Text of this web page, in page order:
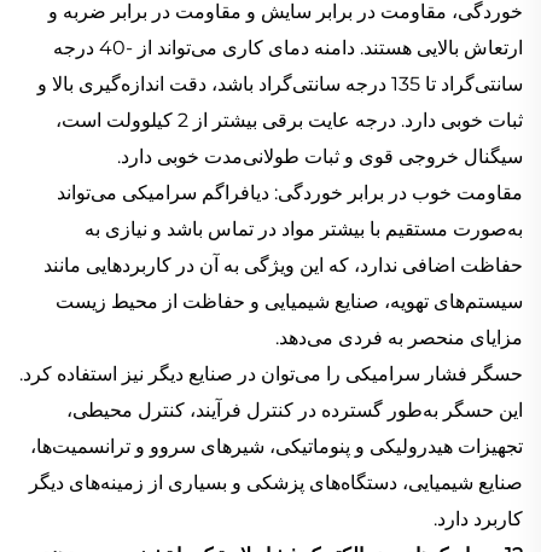
خوردگی، مقاومت در برابر سایش و مقاومت در برابر ضربه و
ارتعاش بالایی هستند. دامنه دمای کاری می‌تواند از -40 درجه
سانتی‌گراد تا 135 درجه سانتی‌گراد باشد، دقت اندازه‌گیری بالا و
ثبات خوبی دارد. درجه عایت برقی بیشتر از 2 کیلوولت است،
سیگنال خروجی قوی و ثبات طولانی‌مدت خوبی دارد.
مقاومت خوب در برابر خوردگی: دیافراگم سرامیکی می‌تواند
به‌صورت مستقیم با بیشتر مواد در تماس باشد و نیازی به
حفاظت اضافی ندارد، که این ویژگی به آن در کاربردهایی مانند
سیستم‌های تهویه، صنایع شیمیایی و حفاظت از محیط زیست
مزایای منحصر به فردی می‌دهد.
حسگر فشار سرامیکی را می‌توان در صنایع دیگر نیز استفاده کرد.
این حسگر به‌طور گسترده در کنترل فرآیند، کنترل محیطی،
تجهیزات هیدرولیکی و پنوماتیکی، شیرهای سروو و ترانسمیت‌ها،
صنایع شیمیایی، دستگاه‌های پزشکی و بسیاری از زمینه‌های دیگر
کاربرد دارد.